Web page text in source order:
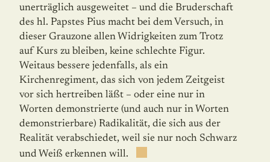
unerträglich ausgeweitet – und die Bruderschaft
des hl. Papstes Pius macht bei dem Versuch, in
dieser Grauzone allen Widrigkeiten zum Trotz
auf Kurs zu bleiben, keine schlechte Figur.
Weitaus bessere jedenfalls, als ein
Kirchenregiment, das sich von jedem Zeitgeist
vor sich hertreiben läßt – oder eine nur in
Worten demonstrierte (und auch nur in Worten
demonstrierbare) Radikalität, die sich aus der
Realität verabschiedet, weil sie nur noch Schwarz
und Weiß erkennen will.